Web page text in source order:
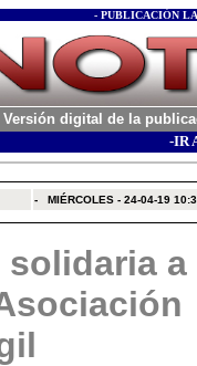
- PUBLICACIÓN
Versión digital de la
-IR
- MIÉRCOLES - 24-04-19
a